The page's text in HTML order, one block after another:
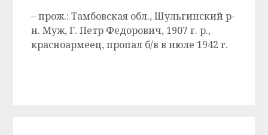
– прож.: Тамбовская обл., Шульгинский р-
н. Муж, Г. Петр Федорович, 1907 г. р.,
красноармеец, пропал б/в в июле 1942 г.